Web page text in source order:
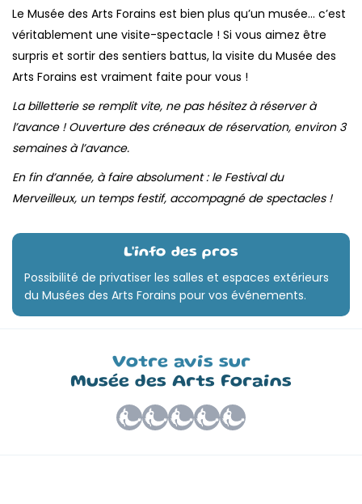
Le Musée des Arts Forains est bien plus qu’un musée… c’est
véritablement une visite-spectacle ! Si vous aimez être
surpris et sortir des sentiers battus, la visite du Musée des
Arts Forains est vraiment faite pour vous !
La billetterie se remplit vite, ne pas hésitez à réserver à
l’avance ! Ouverture des créneaux de réservation, environ 3
semaines à l’avance.
En fin d’année, à faire absolument : le Festival du
Merveilleux, un temps festif, accompagné de spectacles !
L'info des pros
Possibilité de privatiser les salles et espaces extérieurs
du Musées des Arts Forains pour vos événements.
Votre avis sur
Musée des Arts Forains